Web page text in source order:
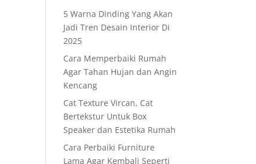
5 Warna Dinding Yang Akan
Jadi Tren Desain Interior Di
2025
Cara Memperbaiki Rumah
Agar Tahan Hujan dan Angin
Kencang
Cat Texture Vircan, Cat
Bertekstur Untuk Box
Speaker dan Estetika Rumah
Cara Perbaiki Furniture
Lama Agar Kembali Seperti